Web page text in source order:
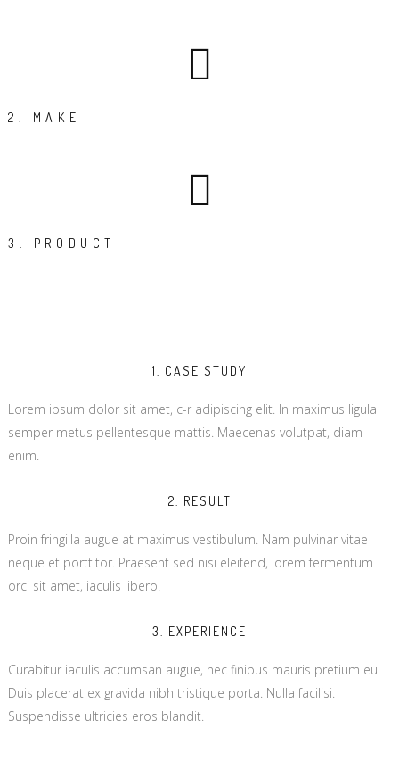
2. MAKE
3. PRODUCT
1. CASE STUDY
Lorem ipsum dolor sit amet, c-r adipiscing elit. In maximus ligula
semper metus pellentesque mattis. Maecenas volutpat, diam
enim.
2. RESULT
Proin fringilla augue at maximus vestibulum. Nam pulvinar vitae
neque et porttitor. Praesent sed nisi eleifend, lorem fermentum
orci sit amet, iaculis libero.
3. EXPERIENCE
Curabitur iaculis accumsan augue, nec finibus mauris pretium eu.
Duis placerat ex gravida nibh tristique porta. Nulla facilisi.
Suspendisse ultricies eros blandit.